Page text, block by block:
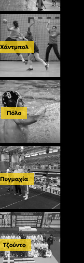
Χάντμπολ
Πόλο
Πυγμαχία
Τζούντο